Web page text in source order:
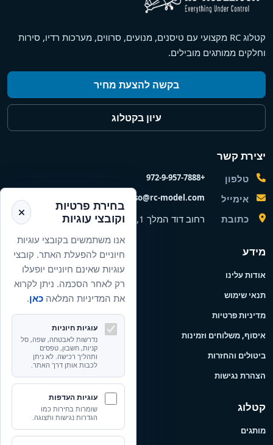
קטלוג RC מקצועי עם טיסנים, מנועים, סרווים, מערכות רדיו, סירות
וחלקים ממותגים מובילים.
בקשה להצעת מחיר
עיון בקטלוג
יצירת קשר
טלפון +972-9-957-7888
אימייל nisso@rc-model.com
כתובת רחוב דוד המלך 1, הרצליה, ישראל
מידע
אודות עלינו
תנאי שימוש
מדיניות פרטיות
איסוף, משלוחים וזמינות
ביטולים והחזרות
הצהרת נגישות
קטלוג
מותגים
בחירת פרטיות
וקובצי עוגיות
אנו משתמשים בקובצי עוגיות
חיוניים להפעלת האתר. קובצי
עוגיות שאינם חיוניים יופעלו
רק לאחר הסכמה. ניתן לקרוא
את המדיניות המלאה כאן.
עוגיות חיוניות
נדרשות לאבטחה, שפה, סל
קניות, חשבון, טפסים
ותהליך רכישה. לא ניתן
לכבות אותן דרך האתר.
עוגיות העדפות
שומרות בחירות כמו
הגדרות נגישות ותצוגה.